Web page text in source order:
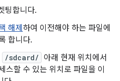
팅합니다.
해제 하여 이전해야 하는 파일에
합니다.
/sdcard/
아래 현재 위치에서
스할 수 있는 위치로 파일을 이